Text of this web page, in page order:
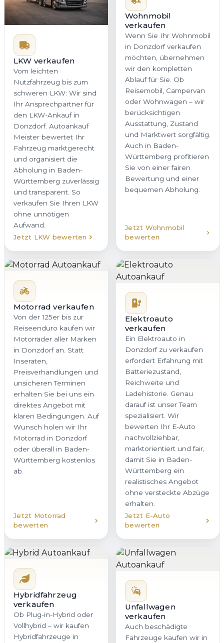
LKW verkaufen
Vom leichten
Nutzfahrzeug bis zum
schweren LKW: Wir sind
Ihr Ansprechpartner für
den LKW-Ankauf in
Donzdorf. Autoankauf
Meister bewertet Ihr
Fahrzeug marktgerecht
und organisiert die
Abholung in Baden-
Württemberg zuverlässig
und transparent. So
verkaufen Sie Ihren LKW
ohne unnötigen
Aufwand.
Jetzt LKW bewerten
Wohnmobil
verkaufen
Wenn Sie Ihr Wohnmobil
in Donzdorf verkaufen
möchten, übernehmen
wir den kompletten
Ablauf für Sie. Ob
Reisemobil, Campervan
oder Wohnwagen – wir
berücksichtigen
Ausstattung, Zustand
und Marktwert sorgfältig.
Auch in Baden-
Württemberg profitieren
Sie von einer fairen
Bewertung und einer
bequemen Abholung.
Jetzt Wohnmobil
bewerten
Motorrad verkaufen
Von der 125er bis zur
Reiseenduro kaufen wir
Motorräder aller Marken
in Donzdorf an. Statt
Inseraten,
Preisverhandlungen und
unsicheren Terminen
erhalten Sie bei uns ein
direktes Angebot mit
klaren Bedingungen. Auf
Wunsch holen wir Ihr
Motorrad in Donzdorf
oder überall in Baden-
Württemberg kostenlos
ab.
Jetzt Motorrad
bewerten
Elektroauto
verkaufen
Ein Elektroauto in
Donzdorf zu verkaufen
erfordert Erfahrung mit
Batteriezustand,
Reichweite und
Ladehistorie. Genau
darauf ist unser Team
spezialisiert. Wir
bewerten Ihr E-Auto
nachvollziehbar,
marktorientiert und fair,
damit Sie in Baden-
Württemberg ein
realistisches Angebot
ohne versteckte Abzüge
erhalten.
Jetzt E-Auto
bewerten
Hybridfahrzeug
verkaufen
Ob Plug-in-Hybrid oder
Vollhybrid – wir kaufen
Hybridfahrzeuge in
Unfallwagen
verkaufen
Auch beschädigte
Fahrzeuge kaufen wir in